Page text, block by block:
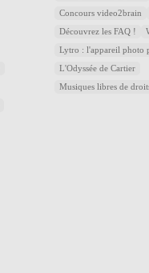
Concours video2brain
Découvrez les FAQ !
Lytro : l'appareil photo
L'Odyssée de Cartier
Musiques libres de